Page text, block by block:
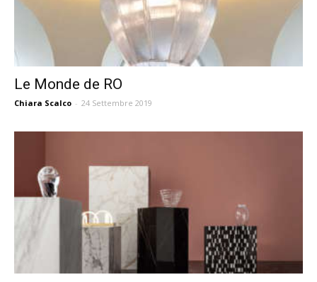
Le Monde de RO
Chiara Scalco - 24 Settembre 2019